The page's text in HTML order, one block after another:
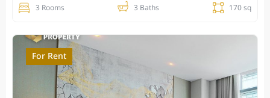
3 Rooms 3 Baths 170 sq
For Rent